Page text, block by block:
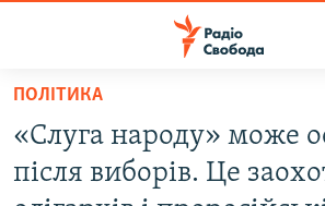
Перейти
основного
матеріалу
Перейти
ВСЕ ЗА ДОБУ
СТАТТІ
ПОЛІТИКА
«Слуга народу» може
після виборів. Це